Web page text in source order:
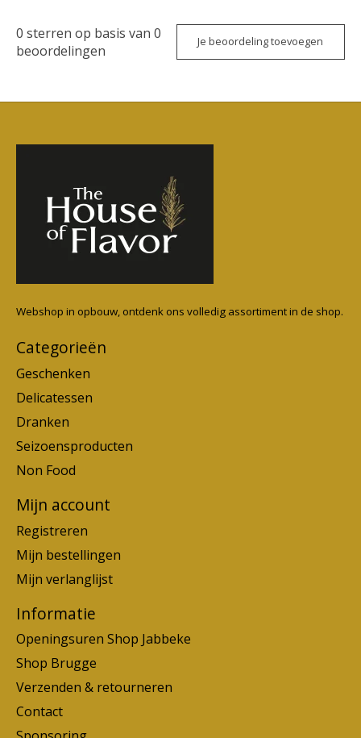
0 sterren op basis van 0
beoordelingen
Je beoordeling toevoegen
Webshop in opbouw, ontdenk ons volledig assortiment in de shop.
Categorieën
Geschenken
Delicatessen
Dranken
Seizoensproducten
Non Food
Mijn account
Registreren
Mijn bestellingen
Mijn verlanglijst
Informatie
Openingsuren Shop Jabbeke
Shop Brugge
Verzenden & retourneren
Contact